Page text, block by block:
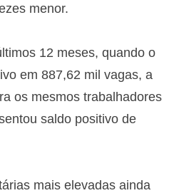
menor.
12 meses, quando o
em 887,62 mil vagas, a
os mesmos trabalhadores
saldo positivo de
mais elevadas ainda